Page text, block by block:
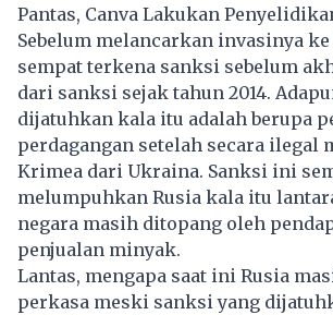
Pantas, Canva Lakukan
Sebelum melancarkan invasinya
sempat terkena sanksi sebelum
dari sanksi sejak tahun 2014.
dijatuhkan kala itu adalah berupa
perdagangan setelah secara ilegal
Krimea dari Ukraina. Sanksi ini
melumpuhkan Rusia kala itu
negara masih ditopang oleh
penjualan minyak.
Lantas, mengapa saat ini Rusia
perkasa meski sanksi yang